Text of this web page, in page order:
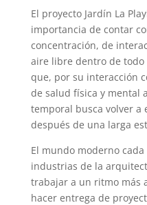
El proyecto Jardín La
importancia de contar
concentración, de
aire libre dentro de todo
que, por su interacción
de salud física y mental
temporal busca volver a
después de una larga
El mundo moderno
industrias de la
trabajar a un ritmo más
hacer entrega de